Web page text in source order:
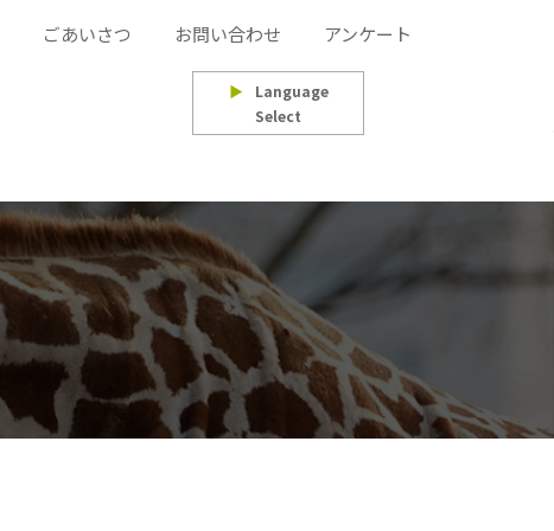
ごあいさつ お問い合わせ アンケート
▶
Language
Select